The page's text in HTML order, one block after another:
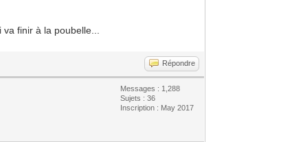
finir à la poubelle...
Répondre
Messages : 1,288
Sujets : 36
Inscription : May 2017